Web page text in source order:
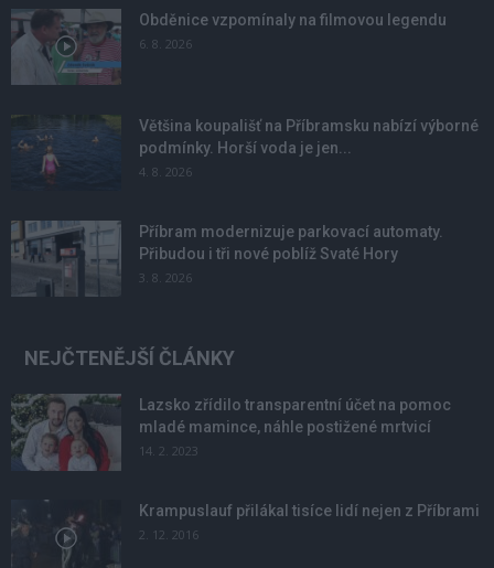
Obděnice vzpomínaly na filmovou legendu
6. 8. 2026
Většina koupališť na Příbramsku nabízí výborné
podmínky. Horší voda je jen...
4. 8. 2026
Příbram modernizuje parkovací automaty.
Přibudou i tři nové poblíž Svaté Hory
3. 8. 2026
NEJČTENĚJŠÍ ČLÁNKY
Lazsko zřídilo transparentní účet na pomoc
mladé mamince, náhle postižené mrtvicí
14. 2. 2023
Krampuslauf přilákal tisíce lidí nejen z Příbrami
2. 12. 2016